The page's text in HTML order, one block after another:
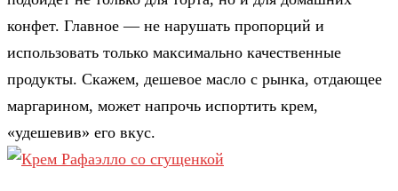
конфет. Главное — не нарушать пропорций и
использовать только максимально качественные
продукты. Скажем, дешевое масло с рынка, отдающее
маргарином, может напрочь испортить крем,
«удешевив» его вкус.